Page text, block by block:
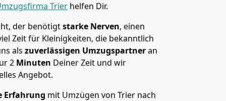
Trier helfen Dir.
der benötigtstarke Nerven, einen
Zeit für Kleinigkeiten, die bekanntlich
als zuverlässigen Umzugspartneran
2 Minuten Deiner Zeit und wir
Angebot.
Erfahrung mit Umzügen von Trier nach